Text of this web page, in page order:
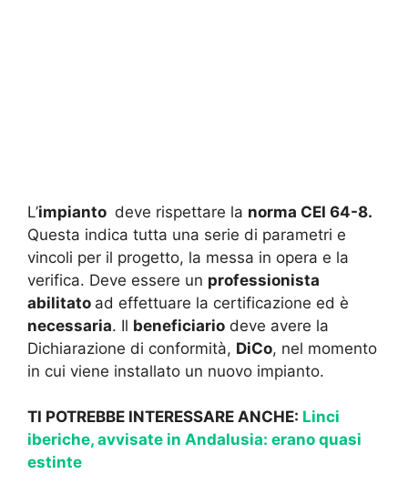
L’impianto deve rispettare la norma CEI 64-8.
Questa indica tutta una serie di parametri e
vincoli per il progetto, la messa in opera e la
verifica. Deve essere un professionista
abilitato ad effettuare la certificazione ed è
necessaria. Il beneficiario deve avere la
Dichiarazione di conformità, DiCo, nel momento
in cui viene installato un nuovo impianto.
TI POTREBBE INTERESSARE ANCHE: Linci
iberiche, avvisate in Andalusia: erano quasi
estinte